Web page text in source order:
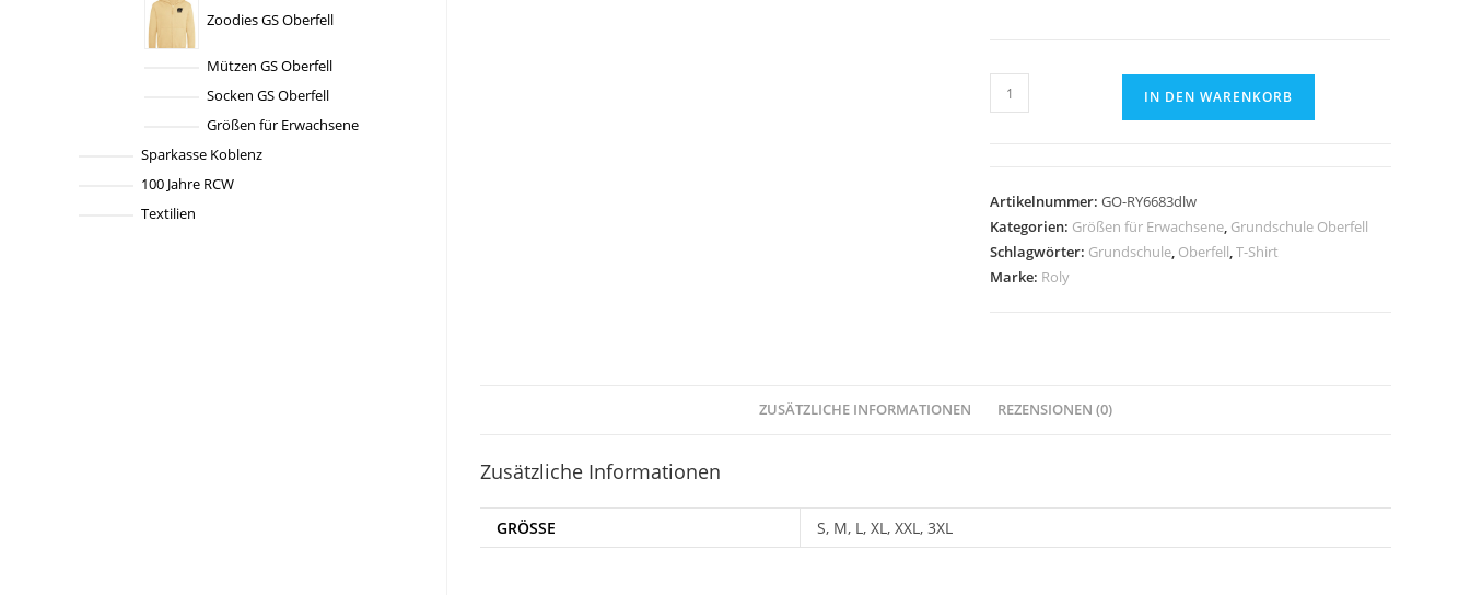
Shirt
DARK
LEAD
/
Druck
Menge
IN DEN WARENKORB
Artikelnummer:GO-RY6683dlw
Kategorien: Größen für Erwachsene, Grundschule Oberfell
Schlagwörter: Grundschule, Oberfell,T-Shirt
Marke: Roly
ZUSÄTZLICHE INFORMATIONEN REZENSIONEN (0)
Zusätzliche Informationen
GRÖSSE S, M, L, XL, XXL, 3XL
Zoodies GS Oberfell
Mützen GS Oberfell
Socken GS Oberfell
Größen für Erwachsene
Sparkasse Koblenz
100 Jahre RCW
Textilien